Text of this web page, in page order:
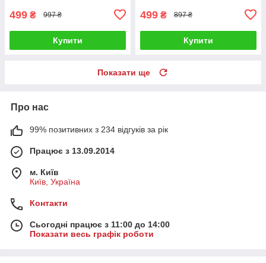
499 ₴ 997 ₴
Купити
499 ₴ 897 ₴
Купити
Показати ще
Про нас
99% позитивних з 234 відгуків за рік
Працює з 13.09.2014
м. Київ
Київ, Україна
Контакти
Сьогодні працює з 11:00 до 14:00
Показати весь графік роботи